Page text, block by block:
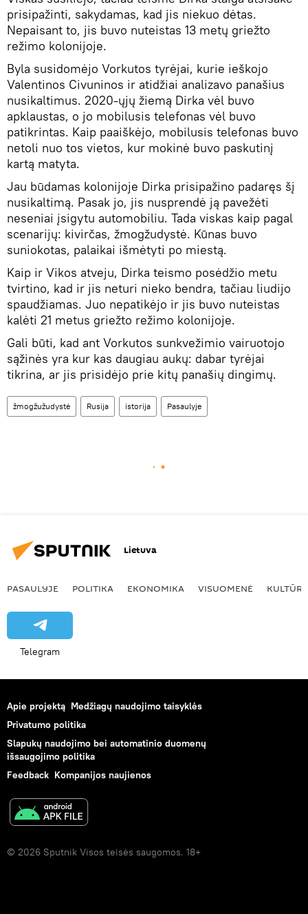
prisipažinti, sakydamas, kad jis niekuo dėtas.
Nepaisant to, jis buvo nuteistas 13 metų griežto
režimo kolonijoje.
Byla susidomėjo Vorkutos tyrėjai, kurie ieškojo
Valentinos Civuninos ir atidžiai analizavo panašius
nusikaltimus. 2020-ųjų žiemą Dirka vėl buvo
apklaustas, o jo mobilusis telefonas vėl buvo
patikrintas. Kaip paaiškėjo, mobilusis telefonas buvo
netoli nuo tos vietos, kur mokinė buvo paskutinį
kartą matyta.
Jau būdamas kolonijoje Dirka prisipažino padaręs šį
nusikaltimą. Pasak jo, jis nusprendė ją pavežėti
neseniai įsigytu automobiliu. Tada viskas kaip pagal
scenarijų: kivirčas, žmogžudystė. Kūnas buvo
suniokotas, palaikai išmėtyti po miestą.
Kaip ir Vikos atveju, Dirka teismo posėdžio metu
tvirtino, kad ir jis neturi nieko bendra, tačiau liudijo
spaudžiamas. Juo nepatikėjo ir jis buvo nuteistas
kalėti 21 metus griežto režimo kolonijoje.
Gali būti, kad ant Vorkutos sunkvežimio vairuotojo
sąžinės yra kur kas daugiau aukų: dabar tyrėjai
tikrina, ar jis prisidėjo prie kitų panašių dingimų.
žmogžužudystė Rusija istorija Pasaulyje
Lietuva
PASAULYJE POLITIKA EKONOMIKA VISUOMENĖ KULTŪRA
Telegram
Apie projektą Medžiagų naudojimo taisyklės
Privatumo politika
Slapukų naudojimo bei automatinio duomenų
išsaugojimo politika
Feedback Kompanijos naujienos
© 2026 Sputnik Visos teisės saugomos. 18+